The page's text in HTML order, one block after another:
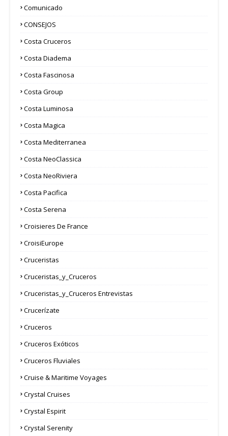
Comunicado
CONSEJOS
Costa Cruceros
Costa Diadema
Costa Fascinosa
Costa Group
Costa Luminosa
Costa Magica
Costa Mediterranea
Costa NeoClassica
Costa NeoRiviera
Costa Pacifica
Costa Serena
Croisieres De France
CroisiEurope
Cruceristas
Cruceristas_y_Cruceros
Cruceristas_y_Cruceros Entrevistas
Crucerízate
Cruceros
Cruceros Exóticos
Cruceros Fluviales
Cruise & Maritime Voyages
Crystal Cruises
Crystal Espirit
Crystal Serenity